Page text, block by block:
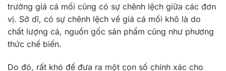
trường giá cá mối cũng có sự chênh lệch giữa các đơn
vị. Sở dĩ, có sự chênh lệch về giá cá mối khô là do
chất lượng cá, nguồn gốc sản phẩm cũng như phương
thức chế biến.
Do đó, rất khó để đưa ra một con số chính xác cho